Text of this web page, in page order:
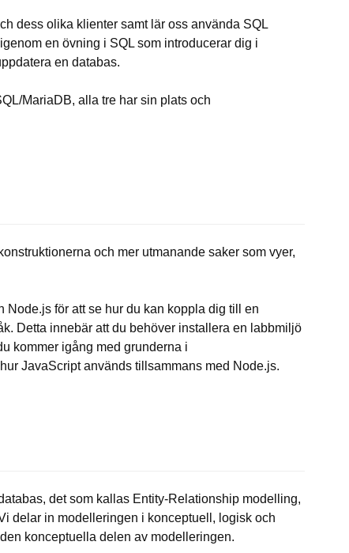
dess olika klienter samt lär oss använda SQL
en övning i SQL som introducerar dig i
en databas.
MariaDB, alla tre har sin plats och
och mer utmanande saker som vyer,
för att se hur du kan koppla dig till en
Detta innebär att du behöver installera en labbmiljö
kommer igång med grunderna i
JavaScript används tillsammans med Node.js.
det som kallas Entity-Relationship modelling,
delar in modelleringen i konceptuell, logisk och
konceptuella delen av modelleringen.